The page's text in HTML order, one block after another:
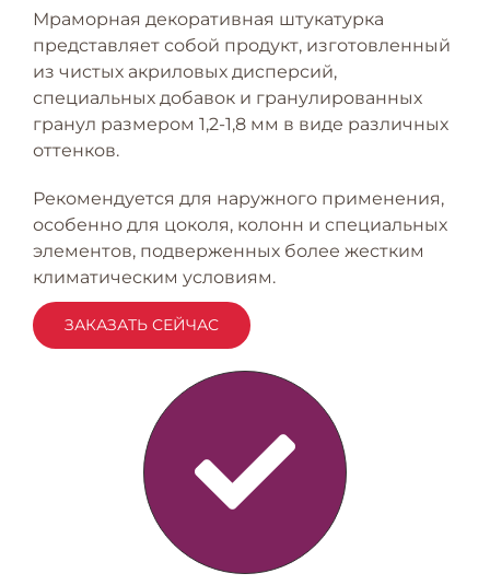
Мраморная декоративная штукатурка
представляет собой продукт, изготовленный
из чистых акриловых дисперсий,
специальных добавок и гранулированных
гранул размером 1,2-1,8 мм в виде различных
оттенков.
Рекомендуется для наружного применения,
особенно для цоколя, колонн и специальных
элементов, подверженных более жестким
климатическим условиям.
ЗАКАЗАТЬ СЕЙЧАС